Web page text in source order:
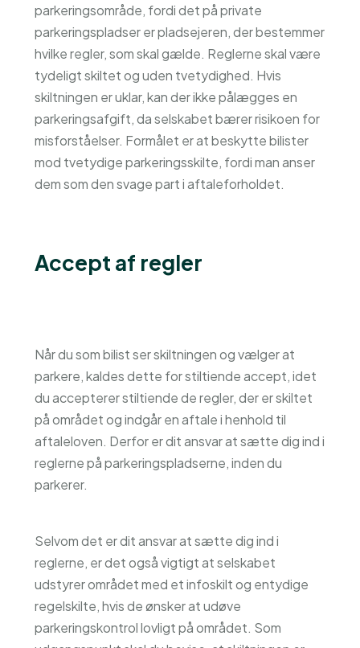
parkeringsområde, fordi det på private
parkeringspladser er pladsejeren, der bestemmer
hvilke regler, som skal gælde. Reglerne skal være
tydeligt skiltet og uden tvetydighed. Hvis
skiltningen er uklar, kan der ikke pålægges en
parkeringsafgift, da selskabet bærer risikoen for
misforståelser. Formålet er at beskytte bilister
mod tvetydige parkeringsskilte, fordi man anser
dem som den svage part i aftaleforholdet.
Accept af regler
Når du som bilist ser skiltningen og vælger at
parkere, kaldes dette for stiltiende accept, idet
du accepterer stiltiende de regler, der er skiltet
på området og indgår en aftale i henhold til
aftaleloven. Derfor er dit ansvar at sætte dig ind i
reglerne på parkeringspladserne, inden du
parkerer.
Selvom det er dit ansvar at sætte dig ind i
reglerne, er det også vigtigt at selskabet
udstyrer området med et infoskilt og entydige
regelskilte, hvis de ønsker at udøve
parkeringskontrol lovligt på området. Som